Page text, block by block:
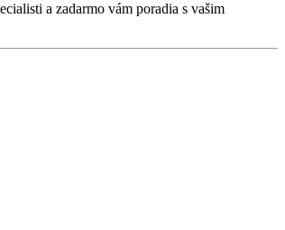
a zadarmo vám poradia s vašim